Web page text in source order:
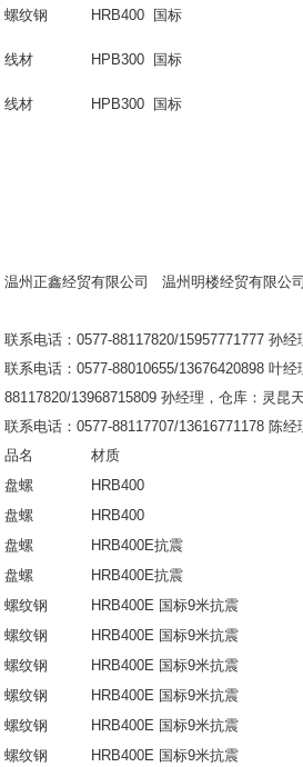
螺纹钢 HRB400 国标
线材 HPB300 国标
线材 HPB300 国标
温州正鑫经贸有限公司 温州明楼经贸有限公司
联系电话：0577-88117820/15957771777 孙
联系电话：0577-88010655/
88117820/13968715809 孙经理，仓库：
联系电话：0577-88117707/13616771178 陈
品名
材质
盘螺
HRB400
盘螺
HRB400
盘螺
HRB400E抗震
盘螺
HRB400E抗震
螺纹钢
HRB400E 国标9米抗震
螺纹钢
HRB400E 国标9米抗震
螺纹钢
HRB400E 国标9米抗震
螺纹钢
HRB400E 国标9米抗震
螺纹钢
HRB400E 国标9米抗震
螺纹钢
HRB400E 国标9米抗震